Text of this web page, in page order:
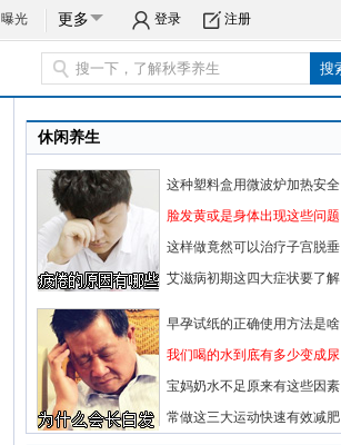
曝光 更多 登录 注册
休闲养生
这种塑料盒用微波炉加热安全
脸发黄或是身体出现这些问题
这样做竟然可以治疗子宫脱垂
艾滋病初期这四大症状要了解
早孕试纸的正确使用方法是啥
我们喝的水到底有多少变成尿
宝妈奶水不足原来有这些因素
常做这三大运动快速有效减肥